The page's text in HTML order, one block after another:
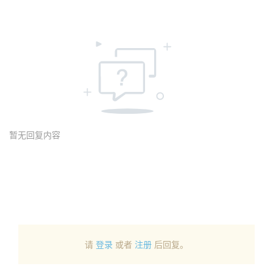
暂无回复内容
请 登录 或者 注册 后回复。